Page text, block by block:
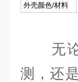
外壳颜色/材料
无论
测，还